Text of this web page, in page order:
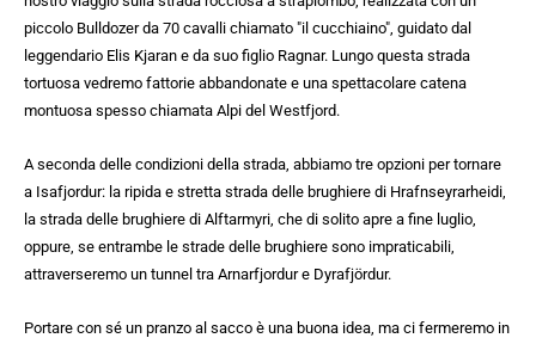
piccolo Bulldozer da 70 cavalli chiamato "il cucchiaino", guidato dal
leggendario Elis Kjaran e da suo figlio Ragnar. Lungo questa strada
tortuosa vedremo fattorie abbandonate e una spettacolare catena
montuosa spesso chiamata Alpi del Westfjord.
A seconda delle condizioni della strada, abbiamo tre opzioni per tornare
a Isafjordur: la ripida e stretta strada delle brughiere di Hrafnseyrarheidi,
la strada delle brughiere di Alftarmyri, che di solito apre a fine luglio,
oppure, se entrambe le strade delle brughiere sono impraticabili,
attraverseremo un tunnel tra Arnarfjordur e Dyrafjördur.
Portare con sé un pranzo al sacco è una buona idea, ma ci fermeremo in